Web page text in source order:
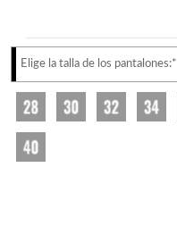
Elige la talla de los pantalones:*